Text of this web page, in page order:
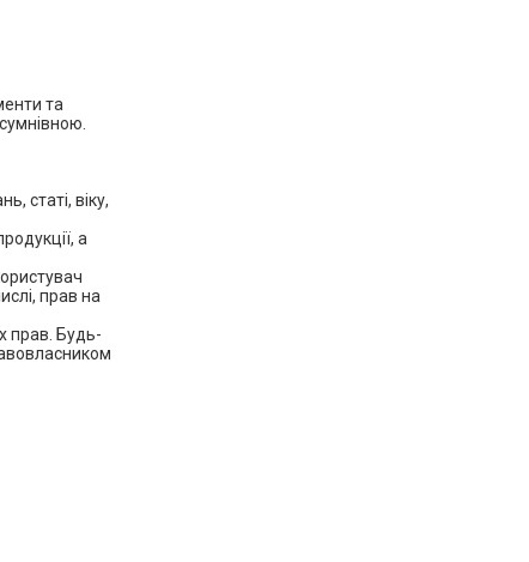
та
статі, віку,
а
прав на
прав. Будь-